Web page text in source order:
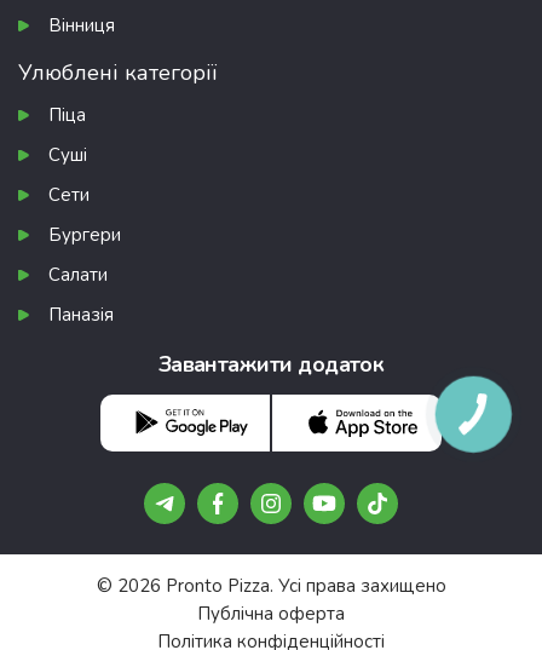
Вінниця
Улюблені категорії
Піца
Суші
Сети
Бургери
Салати
Паназія
Завантажити додаток
© 2026 Pronto Pizza. Усі права захищено
Публічна оферта
Політика конфіденційності